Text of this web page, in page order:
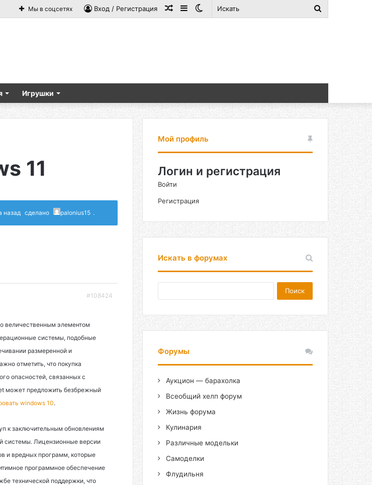
Искать
Switch
Sidebar
Случайная
Вход / Регистрация
Мы в соцсетях
Игрушки
11
назад сделано palonius15 .
#108424
величественным элементом
системы, подобные
размеренной и
отметить, что покупка
опасностей, связанных с
может предложить безбрежный
windows 10.
к заключительным обновлениям
системы. Лицензионные версии
и вредных программ, которые
программное обеспечение
технической поддержки, что
Мой профиль
Логин и регистрация
Войти
Регистрация
Искать в форумах
Форумы
Аукцион — барахолка
Всеобщий хелп форум
Жизнь форума
Кулинария
Различные модельки
Самоделки
Флудильня